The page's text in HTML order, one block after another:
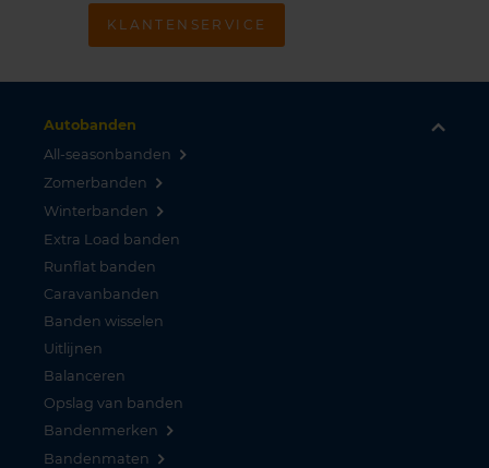
KLANTENSERVICE
Autobanden
All-seasonbanden
Zomerbanden
Winterbanden
Extra Load banden
Runflat banden
Caravanbanden
Banden wisselen
Uitlijnen
Balanceren
Opslag van banden
Bandenmerken
Bandenmaten